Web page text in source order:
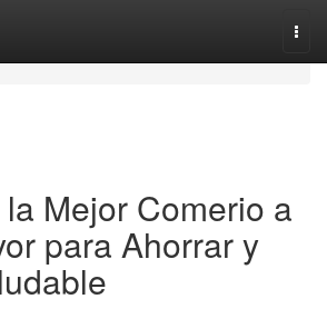
Mejor Comerio a
para Ahorrar y